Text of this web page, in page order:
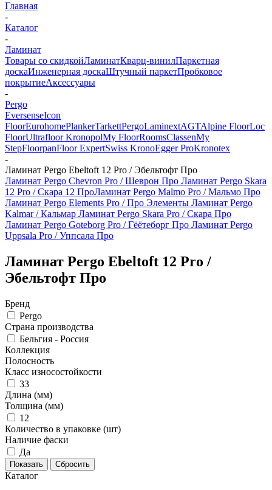
Главная
-
Каталог
-
Ламинат
Товары со скидкойЛаминатКварц-винилПаркетная
доскаИнженерная доскаШтучный паркетПробковое
покрытиеАксессуары
-
Pergo
EversenseIcon
FloorEurohomePlankerTarkettPergoLaminextAGTAlpine FloorLoc
FloorUltrafloorKronopolMy FloorRoomsClassenMy
StepFloorpanFloor ExpertSwiss KronoEgger ProKronotex
-
Ламинат Pergo Ebeltoft 12 Pro / Эбельтофт Про
Ламинат Pergo Chevron Pro / Шеврон Про Ламинат Pergo Skara
12 Pro / Скара 12 ПроЛаминат Pergo Malmo Pro / Мальмо Про
Ламинат Pergo Elements Pro / Про Элементы Ламинат Pergo
Kalmar / Кальмар Ламинат Pergo Skara Pro / Скара Про
Ламинат Pergo Goteborg Pro / Гёётеборг Про Ламинат Pergo
Uppsala Pro / Уппсала Про
Ламинат Pergo Ebeltoft 12 Pro /
Эбельтофт Про
Бренд
Pergo
Страна производства
Бельгия - Россия
Коллекция
Полосность
Класс износостойкости
33
Длина (мм)
Толщина (мм)
12
Количество в упаковке (шт)
Наличие фаски
Да
Каталог